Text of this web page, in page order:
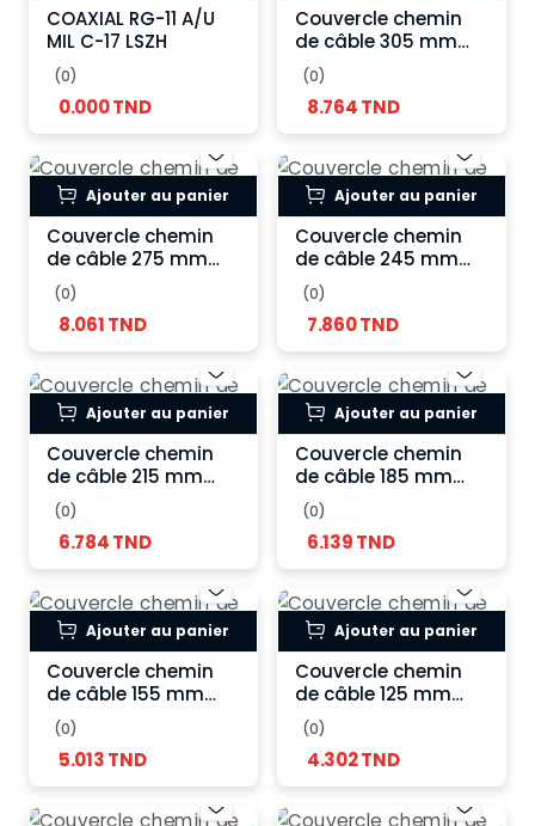
COAXIAL RG-11 A/U
MIL C-17 LSZH
(0)
0.000 TND
Couvercle chemin
de câble 305 mm
galvanisé
(0)
8.764 TND
Ajouter au panier
Couvercle chemin
de câble 275 mm
galvanisé
(0)
8.061 TND
Ajouter au panier
Couvercle chemin
de câble 245 mm
galvanisé
(0)
7.860 TND
Ajouter au panier
Couvercle chemin
de câble 215 mm
galvanisé
(0)
6.784 TND
Ajouter au panier
Couvercle chemin
de câble 185 mm
galvanisé
(0)
6.139 TND
Ajouter au panier
Couvercle chemin
de câble 155 mm
galvanisé
(0)
5.013 TND
Ajouter au panier
Couvercle chemin
de câble 125 mm
galvanisé
(0)
4.302 TND